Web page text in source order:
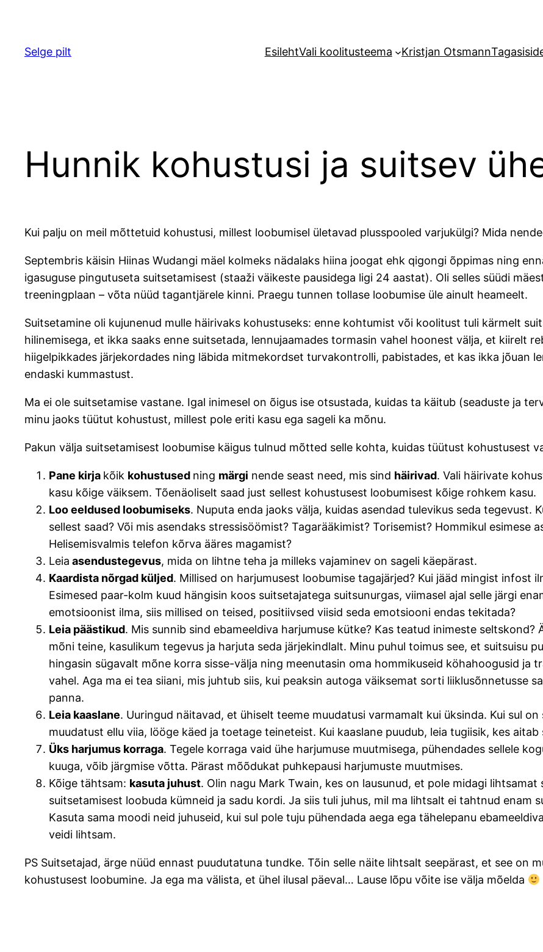
juurdeSelge pilt EsilehtVali koolitusteema Kristjan Otsmann
Hunnik kohustusi ja suitsev
Kui palju on meil mõttetuid kohustusi, millest loobumisel ületavad plusspooled varjukülgi? Mida
Septembris käisin Hiinas Wudangi mäel kolmeks nädalaks hiina joogat ehk qigongi õppimas ning
igasuguse pingutuseta suitsetamisest (staaži väikeste pausidega ligi 24 aastat). Oli selles süüdi
treeningplaan – võta nüüd tagantjärele kinni. Praegu tunnen tollase loobumise üle ainult heameelt.
Suitsetamine oli kujunenud mulle häirivaks kohustuseks: enne kohtumist või koolitust tuli kärmelt
hilinemisega, et ikka saaks enne suitsetada, lennujaamades tormasin vahel hoonest välja, et kiirelt
hiigelpikkades järjekordades ning läbida mitmekordset turvakontrolli, pabistades, et kas ikka jõuan
endaski kummastust.
Ma ei ole suitsetamise vastane. Igal inimesel on õigus ise otsustada, kuidas ta käitub (seaduste ja
minu jaoks tüütut kohustust, millest pole eriti kasu ega sageli ka mõnu.
Pakun välja suitsetamisest loobumise käigus tulnud mõtted selle kohta, kuidas tüütust kohustusest
Pane kirja kõik kohustused ning märgi nende seast need, mis sind häirivad. Vali häirivate
kasu kõige väiksem. Tõenäoliselt saad just sellest kohustusest loobumisest kõige rohkem kasu.
Loo eeldused loobumiseks. Nuputa enda jaoks välja, kuidas asendad tulevikus seda tegevust.
sellest saad? Või mis asendaks stressisöömist? Tagarääkimist? Torisemist? Hommikul esimese
Helisemisvalmis telefon kõrva ääres magamist?
Leia asendustegevus, mida on lihtne teha ja milleks vajaminev on sageli käepärast.
Kaardista nõrgad küljed. Millised on harjumusest loobumise tagajärjed? Kui jääd mingist infost
Esimesed paar-kolm kuud hängisin koos suitsetajatega suitsunurgas, viimasel ajal selle järgi
emotsioonist ilma, siis millised on teised, positiivsed viisid seda emotsiooni endas tekitada?
Leia päästikud. Mis sunnib sind ebameeldiva harjumuse kütke? Kas teatud inimeste seltskond?
mõni teine, kasulikum tegevus ja harjuta seda järjekindlalt. Minu puhul toimus see, et suitsuisu
hingasin sügavalt mõne korra sisse-välja ning meenutasin oma hommikuseid köhahoogusid ja
vahel. Aga ma ei tea siiani, mis juhtub siis, kui peaksin autoga väiksemat sorti liiklusõnnetusse
panna.
Leia kaaslane. Uuringud näitavad, et ühiselt teeme muudatusi varmamalt kui üksinda. Kui sul
muudatust ellu viia, lööge käed ja toetage teineteist. Kui kaaslane puudub, leia tugiisik, kes aitab
Üks harjumus korraga. Tegele korraga vaid ühe harjumuse muutmisega, pühendades sellele
kuuga, võib järgmise võtta. Pärast mõõdukat puhkepausi harjumuste muutmises.
Kõige tähtsam: kasuta juhust. Olin nagu Mark Twain, kes on lausunud, et pole midagi
suitsetamisest loobuda kümneid ja sadu kordi. Ja siis tuli juhus, mil ma lihtsalt ei tahtnud enam
Kasuta sama moodi neid juhuseid, kui sul pole tuju pühendada aega ega tähelepanu
veidi lihtsam.
PS Suitsetajad, ärge nüüd ennast puudutatuna tundke. Tõin selle näite lihtsalt seepärast, et see on
kohustusest loobumine. Ja ega ma välista, et ühel ilusal päeval… Lause lõpu võite ise välja mõelda